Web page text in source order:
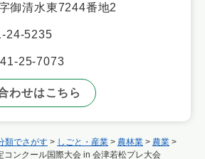
類でさがす > しごと・産業 > 農林業 > 農業 >
コンクール国際大会 in 会津若松プレ大会
御清水東7244番地2
24-5235
25-7073
わせはこちら